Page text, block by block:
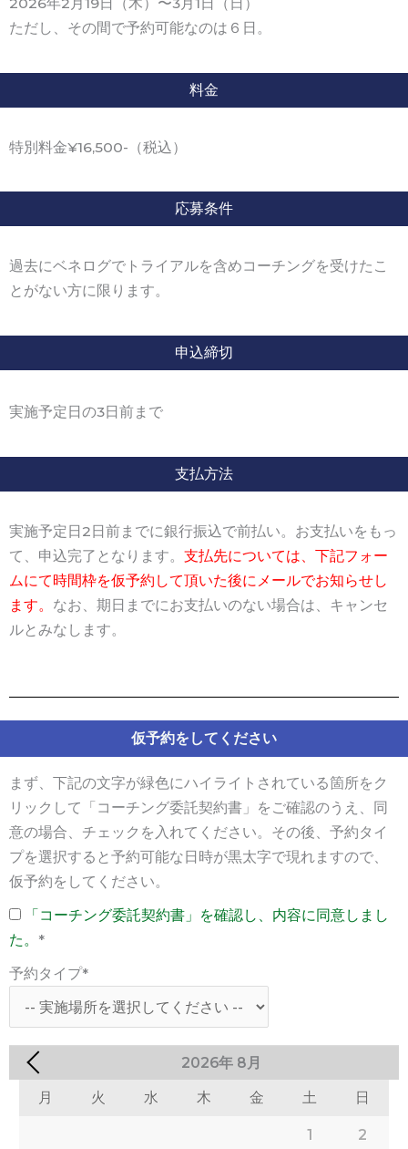
ただし、その間で予約可能なのは６日。
料金
特別料金¥16,500-（税込）
応募条件
過去にベネログでトライアルを含めコーチングを受けたこ
とがない方に限ります。
申込締切
実施予定日の3日前まで
支払方法
実施予定日2日前までに銀行振込で前払い。お支払いをもっ
て、申込完了となります。 支払先については、下記フォー
ムにて時間枠を仮予約して頂いた後にメールでお知らせし
ます。 なお、期日までにお支払いのない場合は、キャンセ
ルとみなします。
仮予約をしてください
まず、下記の文字が緑色にハイライトされている箇所をク
リックして「コーチング委託契約書」をご確認のうえ、同
意の場合、チェックを入れてください。その後、予約タイ
プを選択すると予約可能な日時が黒太字で現れますので、
仮予約をしてください。
「コーチング委託契約書」を確認し、内容に同意しまし
た。 *
予約タイプ*
2026年 8月
月
火 水 木 金 土 日
1 2